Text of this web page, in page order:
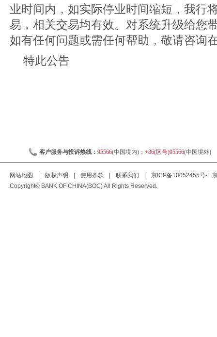
业时间内，如实际停业时间缩短，我行
易，相关交易均有效。对系统升级给您
如有任何问题或需任何帮助，敬请咨询
特此公告
客户服务与投诉热线： 95566(中国境内)； +86(区号)95566(中国境外)
网站地图 版权声明 使用条款 联系我们 京ICP备10052455号-1
Copyright© BANK OF CHINA(BOC) All Rights Reserved.